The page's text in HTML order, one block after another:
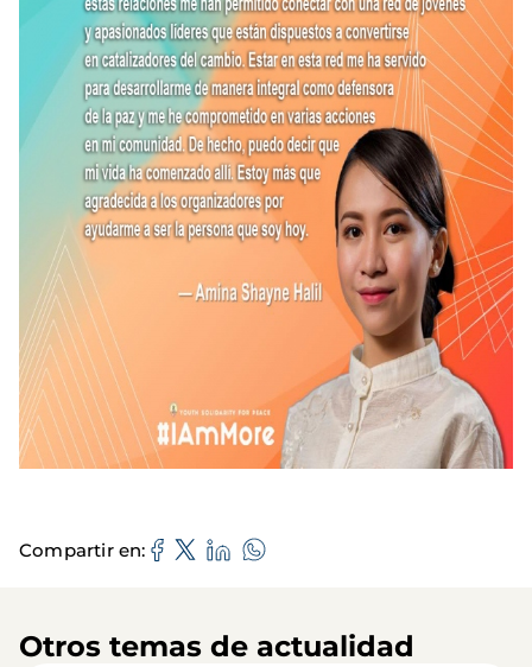
Compartir en
Otros temas de actualidad